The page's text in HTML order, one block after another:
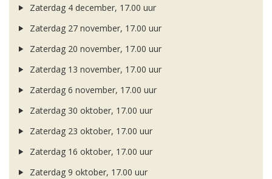
Zaterdag 4 december, 17.00 uur
Zaterdag 27 november, 17.00 uur
Zaterdag 20 november, 17.00 uur
Zaterdag 13 november, 17.00 uur
Zaterdag 6 november, 17.00 uur
Zaterdag 30 oktober, 17.00 uur
Zaterdag 23 oktober, 17.00 uur
Zaterdag 16 oktober, 17.00 uur
Zaterdag 9 oktober, 17.00 uur